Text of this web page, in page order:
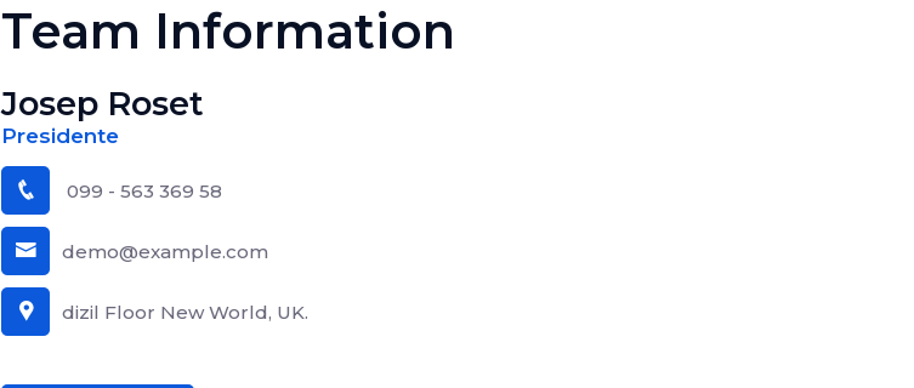
Team Information
Josep Roset
Presidente
099 - 563 369 58
demo@example.com
dizil Floor New World, UK.